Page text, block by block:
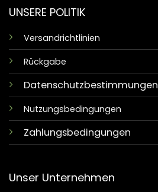
UNSERE POLITIK
Versandrichtlinien
Rückgabe
Datenschutzbestimmungen
Nutzungsbedingungen
Zahlungsbedingungen
Unser Unternehmen